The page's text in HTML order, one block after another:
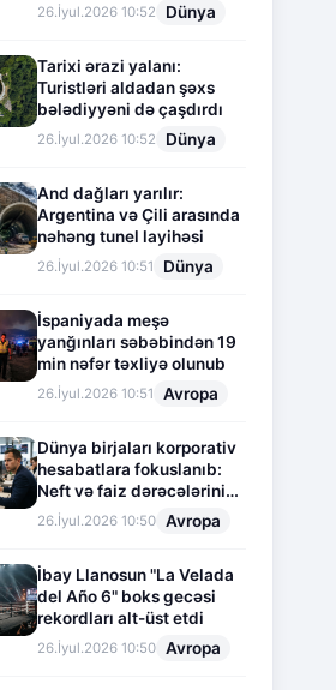
26.İyul.2026 10:52 Dünya
Tarixi ərazi yalanı:
Turistləri aldadan şəxs
bələdiyyəni də çaşdırdı
26.İyul.2026 10:52 Dünya
And dağları yarılır:
Argentina və Çili arasında
nəhəng tunel layihəsi
26.İyul.2026 10:51 Dünya
İspaniyada meşə
yanğınları səbəbindən 19
min nəfər təxliyə olunub
26.İyul.2026 10:51 Avropa
Dünya birjaları korporativ
hesabatlara fokuslanıb:
Neft və faiz dərəcələrinin
təsiri altında cari vəziyyət
26.İyul.2026 10:50 Avropa
İbay Llanosun "La Velada
del Año 6" boks gecəsi
rekordları alt-üst etdi
26.İyul.2026 10:50 Avropa